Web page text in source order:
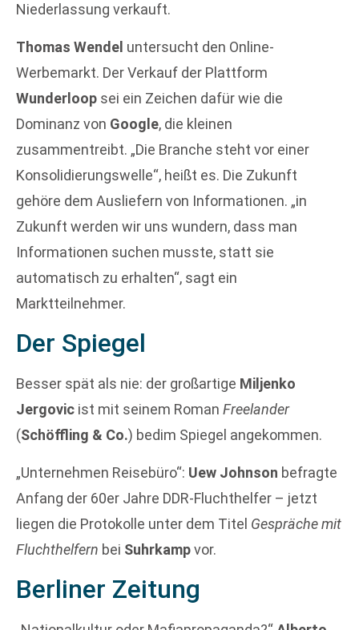
Niederlassung verkauft.
Thomas Wendel untersucht den Online-
Werbemarkt. Der Verkauf der Plattform
Wunderloop sei ein Zeichen dafür wie die
Dominanz von Google, die kleinen
zusammentreibt. „Die Branche steht vor einer
Konsolidierungswelle“, heißt es. Die Zukunft
gehöre dem Ausliefern von Informationen. „in
Zukunft werden wir uns wundern, dass man
Informationen suchen musste, statt sie
automatisch zu erhalten“, sagt ein
Marktteilnehmer.
Der Spiegel
Besser spät als nie: der großartige Miljenko
Jergovic ist mit seinem Roman Freelander
(Schöffling & Co.) bedim Spiegel angekommen.
„Unternehmen Reisebüro“: Uew Johnson befragte
Anfang der 60er Jahre DDR-Fluchthelfer – jetzt
liegen die Protokolle unter dem Titel Gespräche mit
Fluchthelfern bei Suhrkampvor.
Berliner Zeitung